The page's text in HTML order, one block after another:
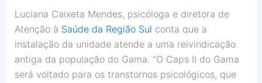
Luciana Caixeta Mendes, psicóloga e diretora de
Atenção à Saúde da Região Sul conta que a
instalação da unidade atende a uma reivindicação
antiga da população do Gama. “O Caps II do Gama
será voltado para os transtornos psicológicos, que